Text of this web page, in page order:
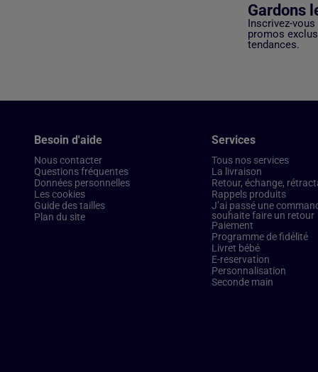
Gardons
Inscrivez-
promos
tendances.
Besoin d'aide
Nous contacter
Questions fréquentes
Données personnelles
Les cookies
Guide des tailles
Plan du site
Services
Tous nos services
La livraison
Retour, échange,
Rappels produits
J’ai passé une
souhaite faire un retour
Paiement
Programme de fidélité
Livret bébé
E-reservation
Personnalisation
Seconde main